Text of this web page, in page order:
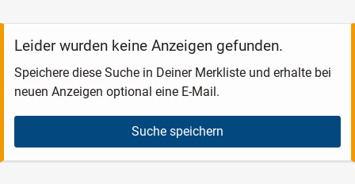
Leider wurden keine Anzeigen gefunden.
Speichere diese Suche in Deiner Merkliste und erhalte bei
neuen Anzeigen optional eine E-Mail.
Suche speichern